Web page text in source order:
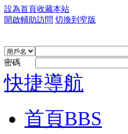
設為首頁收藏本站
開啟輔助訪問 切換到窄版
密碼
快捷導航
首頁BBS